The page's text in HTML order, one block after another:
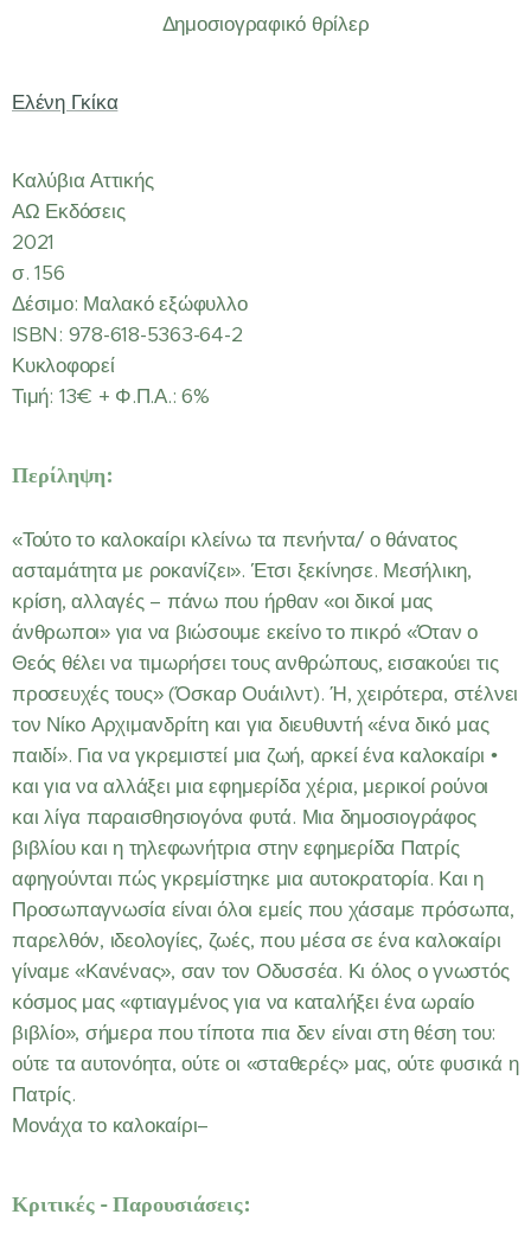
Δημοσιογραφικό θρίλερ
Ελένη Γκίκα
Καλύβια Αττικής
ΑΩ Εκδόσεις
2021
σ. 156
Δέσιμο: Μαλακό εξώφυλλο
ISBN: 978-618-5363-64-2
Κυκλοφορεί
Τιμή: 13€ + Φ.Π.Α.: 6%
Περίληψη:
«Τούτο το καλοκαίρι κλείνω τα πενήντα/ ο θάνατος
ασταμάτητα με ροκανίζει». Έτσι ξεκίνησε. Μεσήλικη,
κρίση, αλλαγές – πάνω που ήρθαν «οι δικοί μας
άνθρωποι» για να βιώσουμε εκείνο το πικρό «Όταν ο
Θεός θέλει να τιμωρήσει τους ανθρώπους, εισακούει τις
προσευχές τους» (Όσκαρ Ουάιλντ). Ή, χειρότερα, στέλνει
τον Νίκο Αρχιμανδρίτη και για διευθυντή «ένα δικό μας
παιδί». Για να γκρεμιστεί μια ζωή, αρκεί ένα καλοκαίρι •
και για να αλλάξει μια εφημερίδα χέρια, μερικοί ρούνοι
και λίγα παραισθησιογόνα φυτά. Μια δημοσιογράφος
βιβλίου και η τηλεφωνήτρια στην εφημερίδα Πατρίς
αφηγούνται πώς γκρεμίστηκε μια αυτοκρατορία. Και η
Προσωπαγνωσία είναι όλοι εμείς που χάσαμε πρόσωπα,
παρελθόν, ιδεολογίες, ζωές, που μέσα σε ένα καλοκαίρι
γίναμε «Κανένας», σαν τον Οδυσσέα. Κι όλος ο γνωστός
κόσμος μας «φτιαγμένος για να καταλήξει ένα ωραίο
βιβλίο», σήμερα που τίποτα πια δεν είναι στη θέση του:
ούτε τα αυτονόητα, ούτε οι «σταθερές» μας, ούτε φυσικά η
Πατρίς.
Μονάχα το καλοκαίρι–
Κριτικές - Παρουσιάσεις: